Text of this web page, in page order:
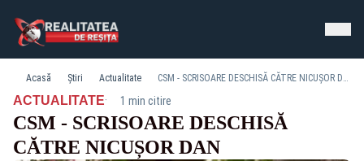
Acasă Știri Actualitate CSM - SCRISOARE DESCHISĂ CĂTRE NICUȘOR DAN
ACTUALITATE· 1 min citire
CSM - SCRISOARE DESCHISĂ
CĂTRE NICUȘOR DAN